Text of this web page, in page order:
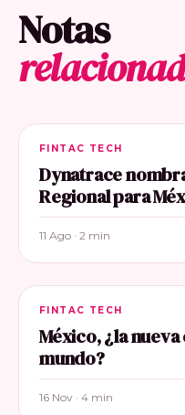
Notas
FINTAC TECH
Dynatrace
Regional para
11 Ago · 2 min
FINTAC TECH
México, ¿la
mundo?
16 Nov · 4 min